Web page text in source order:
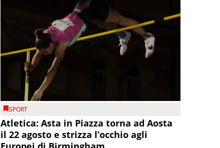
SPORT
Atletica: Asta in Piazza torna ad Aosta
il 22 agosto e strizza l’occhio agli